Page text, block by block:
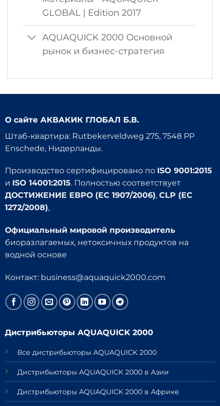
GLOBAL | Edition 2017
AQUAQUICK 2000 Основной
рынок и бизнес-стратегия
О сайте АКВАКИК ГЛОБАЛ Б.В.
Штаб-квартира: Rutbekerveldweg 275, 7548 PP
Enschede, Нидерланды.
Производство сертифицировано по ISO 9001:2015
и ISO 14001:2015. Полностью соответствует
ДОСТИЖЕНИЕ ЕВРО (EC 1907/2006), CLP (EC
1272/2008),
Официальный мировой производитель
биоразлагаемых, нетоксичных продуктов на
водной основе
Контакт: business@aquaquick2000.com
Дистрибьюторы AQUAQUICK 2000
Все дистрибьюторы AQUAQUICK 2000
Дистрибьюторы AQUAQUICK 2000 в Азии
Дистрибьюторы AQUAQUICK 2000 в Африке